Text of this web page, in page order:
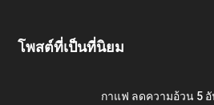
โพสต์ที่เป็นที่นิยม
กาแฟ ลดความอ้วน 5